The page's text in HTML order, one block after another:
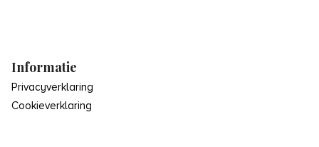
Informatie
Privacyverklaring
Cookieverklaring